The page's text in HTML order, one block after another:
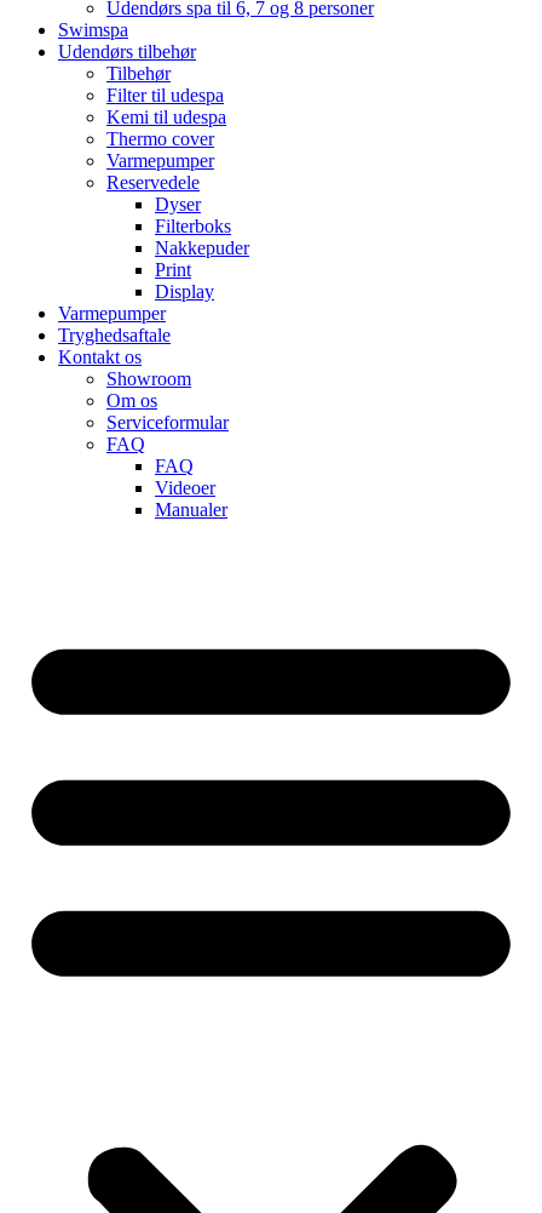
Udendørs spa til 6, 7 og 8 personer
Swimspa
Udendørs tilbehør
Tilbehør
Filter til udespa
Kemi til udespa
Thermo cover
Varmepumper
Reservedele
Dyser
Filterboks
Nakkepuder
Print
Display
Varmepumper
Tryghedsaftale
Kontakt os
Showroom
Om os
Serviceformular
FAQ
FAQ
Videoer
Manualer